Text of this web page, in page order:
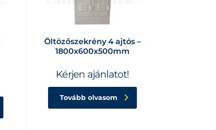
Öltözőszekrény 4 ajtós –
1800x600x500mm
Kérjen ajánlatot!
Tovább olvasom